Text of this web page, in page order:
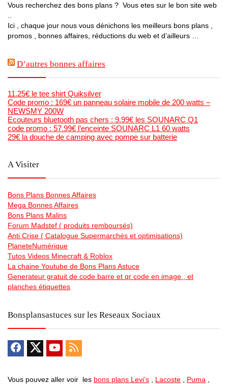
Vous recherchez des bons plans ? Vous etes sur le bon site web
Ici , chaque jour nous vous dénichons les meilleurs bons plans ,
promos , bonnes affaires, réductions du web et d’ailleurs …
D’autres bonnes affaires
11.25€ le tee shirt Quiksilver
Code promo : 169€ un panneau solaire mobile de 200 watts –
NEWSMY 200W
Ecouteurs bluetooth pas chers : 9.99€ les SOUNARC Q1
code promo : 57.99€ l’enceinte SOUNARC L1 60 watts
29€ la douche de camping avec pompe sur batterie
A Visiter
Bons Plans Bonnes Affaires
Mega Bonnes Affaires
Bons Plans Malins
Forum Madstef ( produits remboursés)
Anti Crise ( Catalogue Supermarchés et optimisations)
PlaneteNumérique
Tutos Videos Minecraft & Roblox
La chaine Youtube de Bons Plans Astuce
Generateur gratuit de code barre et qr code en image , et
planches étiquettes
Bonsplansastuces sur les Reseaux Sociaux
Vous pouvez aller voir les bons plans Levi’s Lacoste Puma